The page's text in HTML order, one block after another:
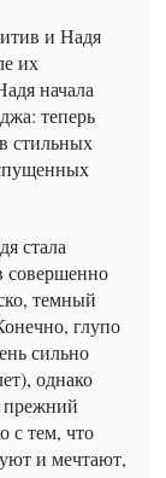
и Надя
их
начала
теперь
стильных
стала
совершенно
темный
глупо
сильно
однако
прежний
с тем, что
и мечтают,